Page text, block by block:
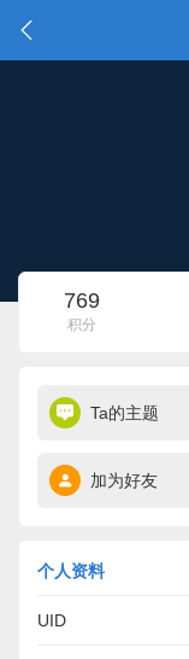
769
积分
Ta的主题
加为好友
个人资料
UID